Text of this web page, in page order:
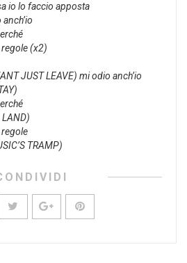
io lo faccio apposta
(x2)
JUST LEAVE) mi odio anch’io
LAND)
TRAMP)